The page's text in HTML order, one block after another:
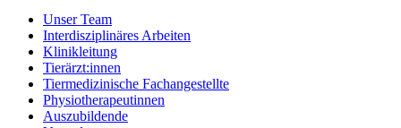
Unser Team
Interdisziplinäres Arbeiten
Klinikleitung
Tierärzt:innen
Tiermedizinische Fachangestellte
Physiotherapeutinnen
Auszubildende